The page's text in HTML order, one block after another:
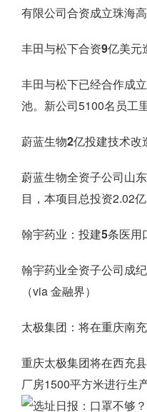
有限公司合资成立珠海
丰田与松下合资9亿美元
丰田与松下已经合作成
池。新公司5100名员工
蔚蓝生物2亿投建技术改
蔚蓝生物全资子公司山
目，本项目总投资2.02
翰宇药业：投建5条医用
翰宇药业全资子公司成
（via 金融界）
太极集团：将在重庆南
重庆太极集团将在西充
厂房1500平方米进行生